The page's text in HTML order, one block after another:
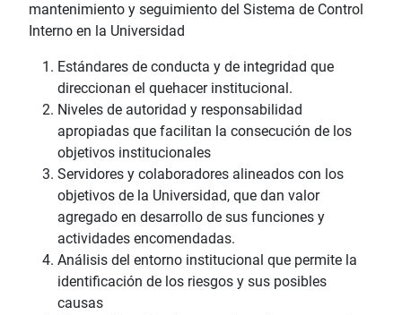
mantenimiento y seguimiento del Sistema de Control
Interno en la Universidad
Estándares de conducta y de integridad que
direccionan el quehacer institucional.
Niveles de autoridad y responsabilidad
apropiadas que facilitan la consecución de los
objetivos institucionales
Servidores y colaboradores alineados con los
objetivos de la Universidad, que dan valor
agregado en desarrollo de sus funciones y
actividades encomendadas.
Análisis del entorno institucional que permite la
identificación de los riesgos y sus posibles
causas